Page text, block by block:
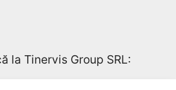
la Tinervis Group SRL: